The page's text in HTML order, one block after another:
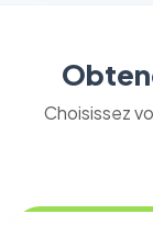
Choisissez